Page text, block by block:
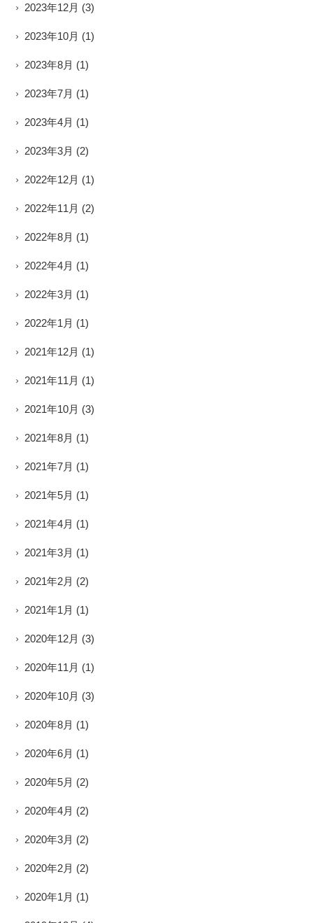
2023年12月 (3)
2023年10月 (1)
2023年8月 (1)
2023年7月 (1)
2023年4月 (1)
2023年3月 (2)
2022年12月 (1)
2022年11月 (2)
2022年8月 (1)
2022年4月 (1)
2022年3月 (1)
2022年1月 (1)
2021年12月 (1)
2021年11月 (1)
2021年10月 (3)
2021年8月 (1)
2021年7月 (1)
2021年5月 (1)
2021年4月 (1)
2021年3月 (1)
2021年2月 (2)
2021年1月 (1)
2020年12月 (3)
2020年11月 (1)
2020年10月 (3)
2020年8月 (1)
2020年6月 (1)
2020年5月 (2)
2020年4月 (2)
2020年3月 (2)
2020年2月 (2)
2020年1月 (1)